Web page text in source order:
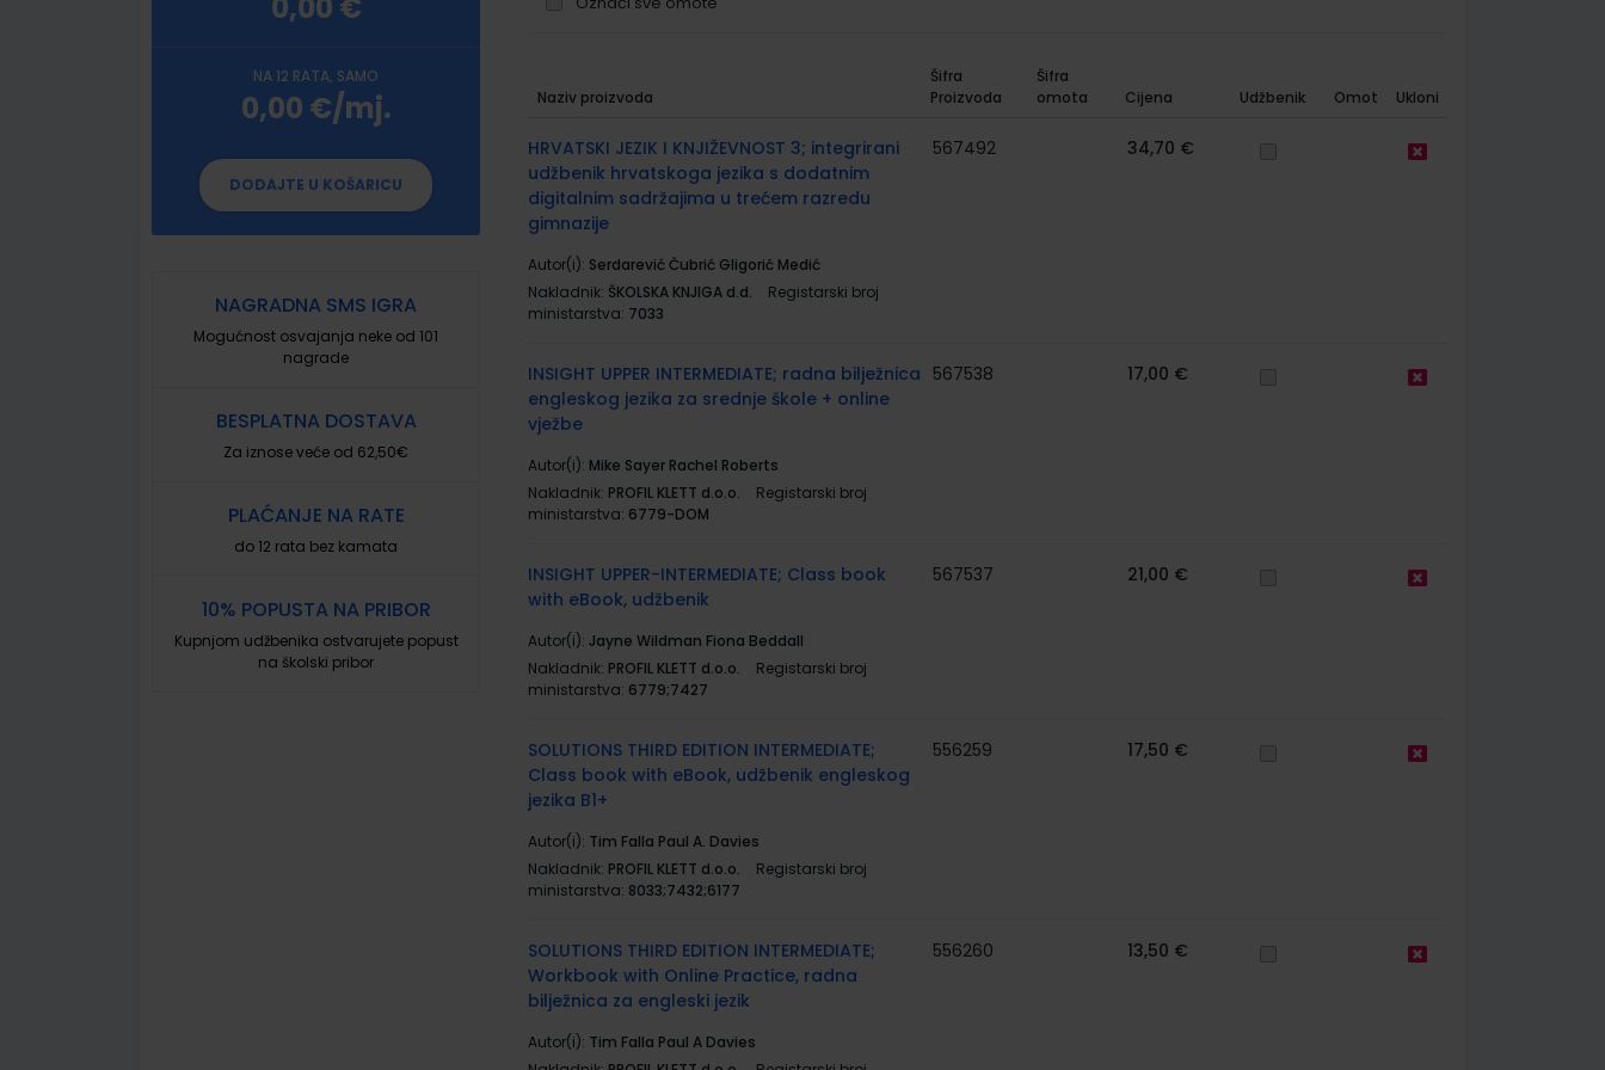
NA 12 RATA, SAMO
0,00 €/mj.
DODAJTE U KOŠARICU
NAGRADNA SMS IGRA
Mogućnost osvajanja neke od 101
nagrade
BESPLATNA DOSTAVA
Za iznose veće od 62,50€
PLAĆANJE NA RATE
do 12 rata bez kamata
10% POPUSTA NA PRIBOR
Kupnjom udžbenika ostvarujete popust
na školski pribor
proizvodi
Naziv proizvoda
Šifra
Proizvoda
Šifra
omota
Cijena Udžbenik Omot Ukloni
HRVATSKI JEZIK I KNJIŽEVNOST 3; integrirani
udžbenik hrvatskoga jezika s dodatnim
digitalnim sadržajima u trećem razredu
gimnazije
Autor(i): Serdarević Čubrić Gligorić Medić
Nakladnik: ŠKOLSKA KNJIGA d.d.
Registarski broj
ministarstva: 7033
567492 34,70 €
INSIGHT UPPER INTERMEDIATE; radna bilježnica
engleskog jezika za srednje škole + online
vježbe
Autor(i): Mike Sayer Rachel Roberts
Nakladnik: PROFIL KLETT d.o.o.
Registarski broj
ministarstva: 6779-DOM
567538 17,00 €
INSIGHT UPPER-INTERMEDIATE; Class book
with eBook, udžbenik
Autor(i): Jayne Wildman Fiona Beddall
Nakladnik: PROFIL KLETT d.o.o.
Registarski broj
ministarstva: 6779;7427
567537 21,00 €
SOLUTIONS THIRD EDITION INTERMEDIATE;
Class book with eBook, udžbenik engleskog
jezika B1+
Autor(i): Tim Falla Paul A. Davies
Nakladnik: PROFIL KLETT d.o.o.
Registarski broj
ministarstva: 8033;7432;6177
556259 17,50 €
SOLUTIONS THIRD EDITION INTERMEDIATE;
Workbook with Online Practice, radna
bilježnica za engleski jezik
Autor(i): Tim Falla Paul A Davies
556260 13,50 €